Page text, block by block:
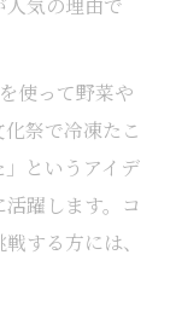
気の理由で
使って野菜や
祭で冷凍たこ
というアイデ
躍します。コ
する方には、